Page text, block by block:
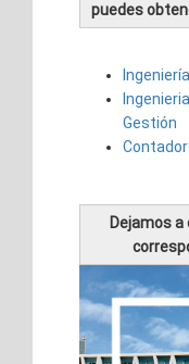
puedes
Gestión
Dejamos